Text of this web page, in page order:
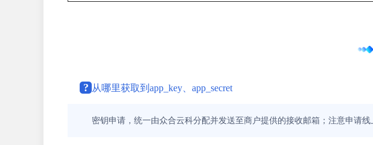
? 从哪里获取到app_key、app_secret
密钥申请，统一由众合云科分配并发送至商户提供的接收邮箱；注意申请线